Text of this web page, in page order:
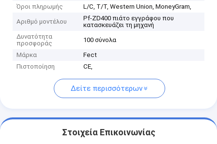
Όροι πληρωμής
L/C, T/T, Western Union, MoneyGram,
Αριθμό μοντέλου
Pf-ZD400 πιάτο εγγράφου που
κατασκευάζει τη μηχανή
Δυνατότητα
προσφοράς
100 σύνολα
Μάρκα
Fect
Πιστοποίηση
CE,
Δείτε περισσότερων
Στοιχεία Επικοινωνίας